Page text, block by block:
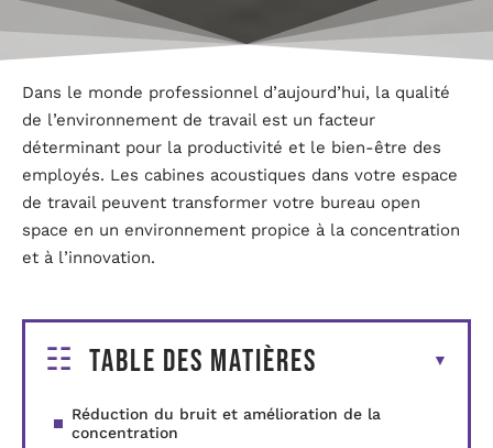
Dans le monde professionnel d’aujourd’hui, la qualité
de l’environnement de travail est un facteur
déterminant pour la productivité et le bien-être des
employés. Les cabines acoustiques dans votre espace
de travail peuvent transformer votre bureau open
space en un environnement propice à la concentration
et à l’innovation.
Table des matières
Réduction du bruit et amélioration de la
concentration